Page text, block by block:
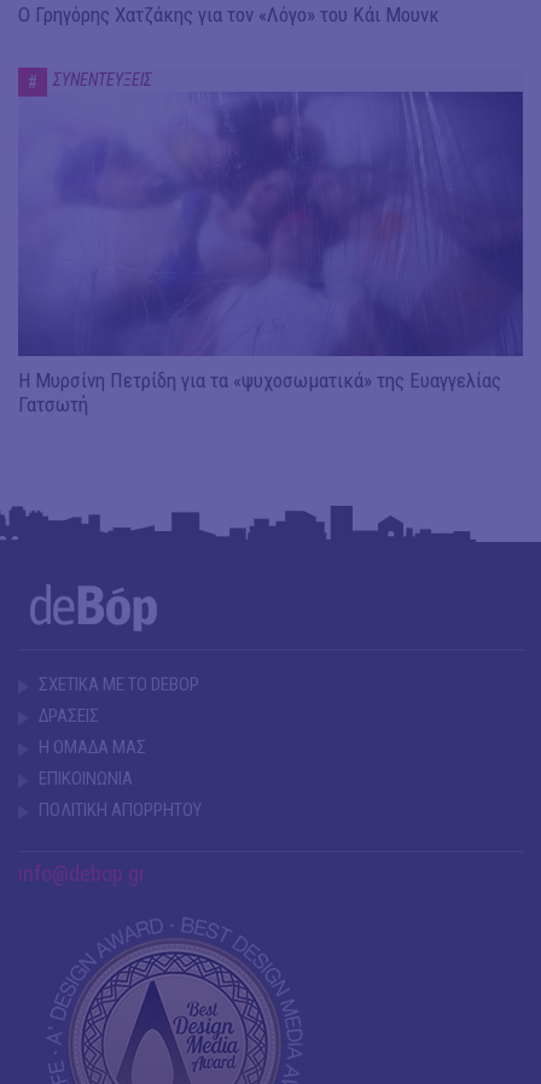
Ο Γρηγόρης Χατζάκης για τον «Λόγο» του Κάι Μουνκ
# ΣΥΝΕΝΤΕΥΞΕΙΣ
Η Μυρσίνη Πετρίδη για τα «ψυχοσωματικά» της Ευαγγελίας
Γατσωτή
ΣΧΕΤΙΚΑ ΜΕ ΤΟ DEBOP
ΔΡΑΣΕΙΣ
Η ΟΜΑΔΑ ΜΑΣ
ΕΠΙΚΟΙΝΩΝΙΑ
ΠΟΛΙΤΙΚΗ ΑΠΟΡΡΗΤΟΥ
info@debop.gr